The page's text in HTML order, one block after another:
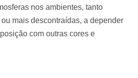
nos ambientes, tanto
mais descontraídas, a depender
com outras cores e